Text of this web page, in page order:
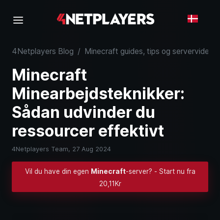
4Netplayers Blog / Minecraft guides, tips og serverviden
Minecraft
Minearbejdsteknikker:
Sådan udvinder du
ressourcer effektivt
4Netplayers Team, 27 Aug 2024
Vil du have din egen Minecraft-server? - Start nu fra
20,11Kr